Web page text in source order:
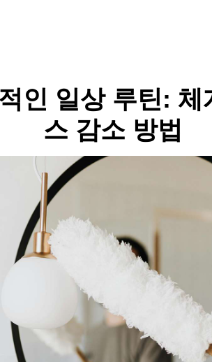
인 일상 루틴: 체
스 감소 방법